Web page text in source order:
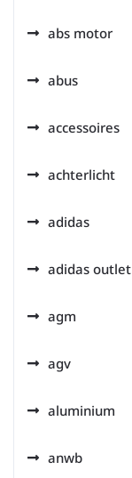
abs motor
abus
accessoires
achterlicht
adidas
adidas outlet
agm
agv
aluminium
anwb